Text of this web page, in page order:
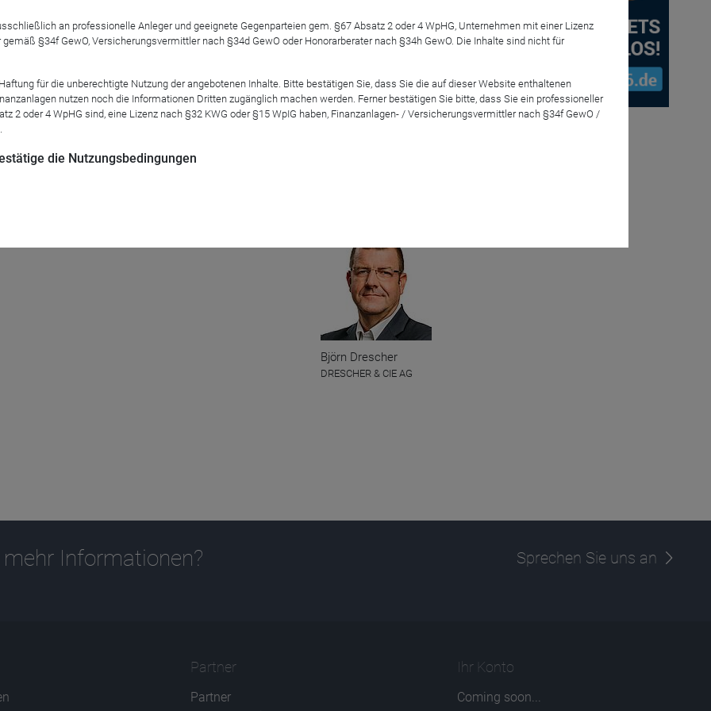
die Absichtsbekundung im Koalitionsvertrag von CDU/CSU und SPD
unterstellt zu werden? Welche Szenarien sind
das Thema Finanzmarktregulierung spezialisierten Rechtsanwalt Dr.
(Drescher & Cie) einfach selbst.
Björn Drescher
DRESCHER & CIE AG
Informationen? Sprechen Sie uns an
Partner
Partner
Ihr Konto
Coming soon...
an professionelle Anleger und geeignete Gegenparteien gem. §67 Absatz 2 oder 4 WpHG, Unternehmen mit einer Lizenz
§34f GewO, Versicherungsvermittler nach §34d GewO oder Honorarberater nach §34h GewO. Die Inhalte sind nicht für
für die unberechtigte Nutzung der angebotenen Inhalte. Bitte bestätigen Sie, dass Sie die auf dieser Website enthaltenen
nutzen noch die Informationen Dritten zugänglich machen werden. Ferner bestätigen Sie bitte, dass Sie ein professioneller
2 oder 4 WpHG sind, eine Lizenz nach §32 KWG oder §15 WpIG haben, Finanzanlagen- / Versicherungsvermittler nach §34f GewO /
die Nutzungsbedingungen